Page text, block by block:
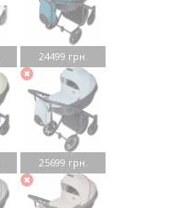
24499 грн.
25699 грн.